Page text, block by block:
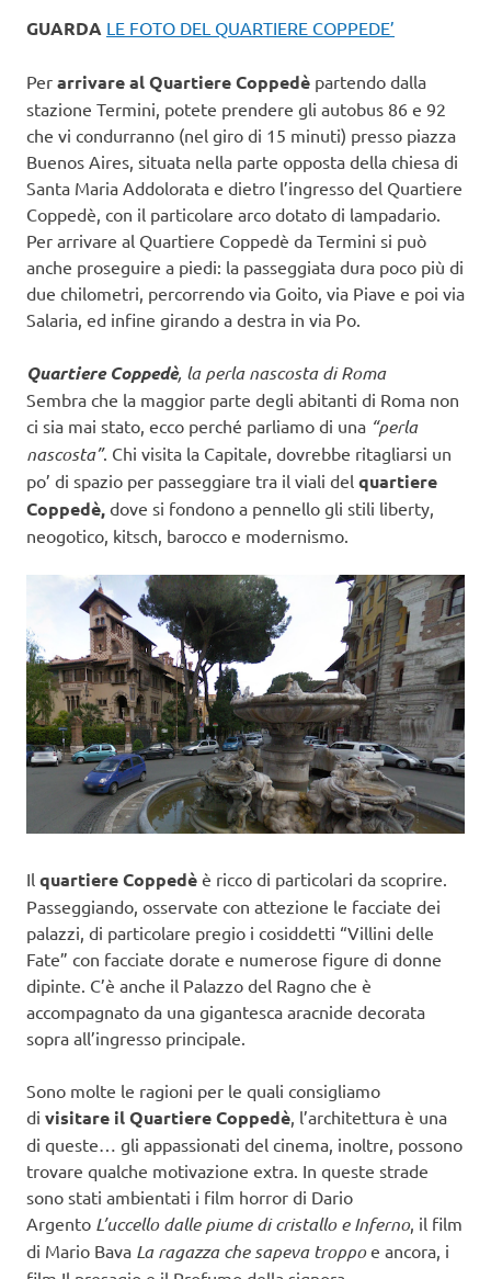
GUARDA LE FOTO DEL QUARTIERE COPPEDE’
Per arrivare al Quartiere Coppedè partendo dalla
stazione Termini, potete prendere gli autobus 86 e 92
che vi condurranno (nel giro di 15 minuti) presso piazza
Buenos Aires, situata nella parte opposta della chiesa di
Santa Maria Addolorata e dietro l’ingresso del Quartiere
Coppedè, con il particolare arco dotato di lampadario.
Per arrivare al Quartiere Coppedè da Termini si può
anche proseguire a piedi: la passeggiata dura poco più di
due chilometri, percorrendo via Goito, via Piave e poi via
Salaria, ed infine girando a destra in via Po.
Quartiere Coppedè, la perla nascosta di Roma
Sembra che la maggior parte degli abitanti di Roma non
ci sia mai stato, ecco perché parliamo di una “perla
nascosta”. Chi visita la Capitale, dovrebbe ritagliarsi un
po’ di spazio per passeggiare tra il viali del quartiere
Coppedè, dove si fondono a pennello gli stili liberty,
neogotico, kitsch, barocco e modernismo.
Il quartiere Coppedè è ricco di particolari da scoprire.
Passeggiando, osservate con attezione le facciate dei
palazzi, di particolare pregio i cosiddetti “Villini delle
Fate” con facciate dorate e numerose figure di donne
dipinte. C’è anche il Palazzo del Ragno che è
accompagnato da una gigantesca aracnide decorata
sopra all’ingresso principale.
Sono molte le ragioni per le quali consigliamo
di visitare il Quartiere Coppedè , l’architettura è una
di queste… gli appassionati del cinema, inoltre, possono
trovare qualche motivazione extra. In queste strade
sono stati ambientati i film horror di Dario
Argento L’uccello dalle piume di cristallo e Inferno, il film
di Mario Bava La ragazza che sapeva troppoe ancora, i